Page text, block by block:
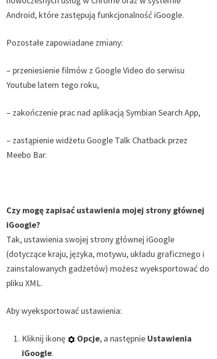
Android, które zastępują funkcjonalność iGoogle.
Pozostałe zapowiadane zmiany:
– przeniesienie filmów z Google Video do serwisu
Youtube latem tego roku,
– zakończenie prac nad aplikacją Symbian Search App,
– zastąpienie widżetu Google Talk Chatback przez
Meebo Bar.
Czy mogę zapisać ustawienia mojej strony głównej
iGoogle?
Tak, ustawienia swojej strony głównej iGoogle
(dotyczące kraju, języka, motywu, układu graficznego i
zainstalowanych gadżetów) możesz wyeksportować do
pliku XML.
Aby wyeksportować ustawienia:
Kliknij ikonę Opcje, a następnie Ustawienia
iGoogle.